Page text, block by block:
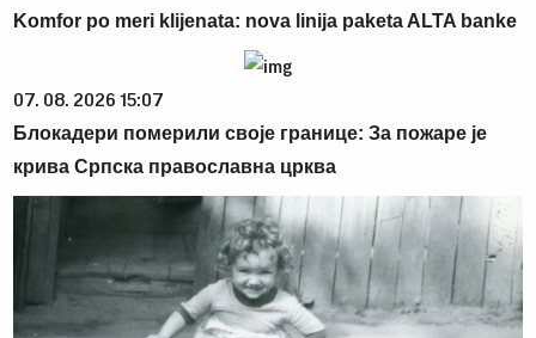
Komfor po meri klijenata: nova linija paketa ALTA banke
07. 08. 2026 15:07
Блокадери померили своје границе: За пожаре је
крива Српска православна црква